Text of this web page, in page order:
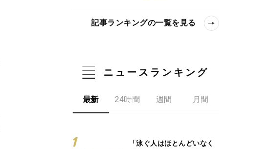
記事ランキングの一覧を見る
ニュースランキング
最新 24時間 週間 月間
「泳ぐ人はほとんどいなく